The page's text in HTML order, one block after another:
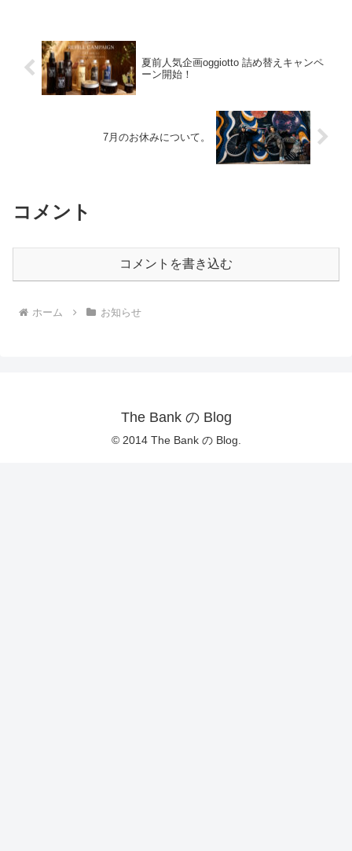
夏前人気企画oggiotto 詰め替えキャンペ
ーン開始！
7月のお休みについて。
コメント
コメントを書き込む
ホーム お知らせ
The Bank の Blog
© 2014 The Bank の Blog.